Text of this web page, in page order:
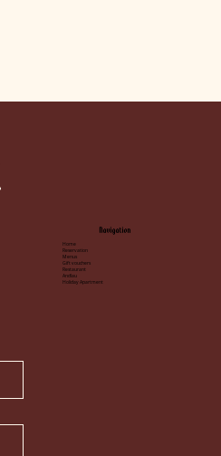
Navigation
Home
Reservation
Menus
Gift vouchers
Restaurant
Andlau
Holiday Apartment